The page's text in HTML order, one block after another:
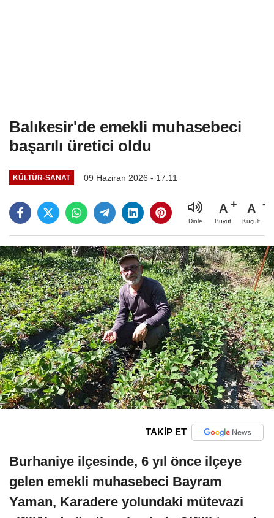
Balıkesir'de emekli muhasebeci
başarılı üretici oldu
KÜLTÜR-SANAT 09 Haziran 2026 - 17:11
Dinle
A
Büyüt
A
Küçült
TAKİP ET
Burhaniye ilçesinde, 6 yıl önce ilçeye
gelen emekli muhasebeci Bayram
Yaman, Karadere yolundaki mütevazi